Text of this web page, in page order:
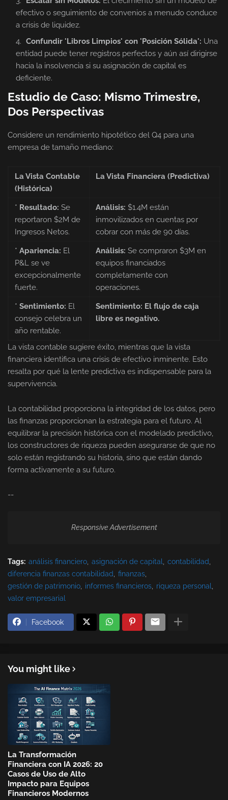
efectivo o seguimiento de convenios a menudo conduce
a crisis de liquidez.
Confundir 'Libros Limpios' con 'Posición Sólida': Una
entidad puede tener registros perfectos y aún así dirigirse
hacia la insolvencia si su asignación de capital es
deficiente.
Estudio de Caso: Mismo Trimestre,
Dos Perspectivas
Considere un rendimiento hipotético del Q4 para una
empresa de tamaño mediano:
La Vista Contable
(Histórica)
La Vista Financiera (Predictiva)
* Resultado: Se
reportaron $2M de
Ingresos Netos.
Análisis: $1.4M están
inmovilizados en cuentas por
cobrar con más de 90 días.
* Apariencia: El
P&L se ve
excepcionalmente
fuerte.
Análisis: Se compraron $3M en
equipos financiados
completamente con
operaciones.
* Sentimiento: El
consejo celebra un
año rentable.
Sentimiento: El flujo de caja
libre es negativo.
La vista contable sugiere éxito, mientras que la vista
financiera identifica una crisis de efectivo inminente. Esto
resalta por qué la lente predictiva es indispensable para la
supervivencia.
La contabilidad proporciona la integridad de los datos, pero
las finanzas proporcionan la estrategia para el futuro. Al
equilibrar la precisión histórica con el modelado predictivo,
los constructores de riqueza pueden asegurarse de que no
solo están registrando su historia, sino que están dando
forma activamente a su futuro.
--
Responsive Advertisement
Tags: análisis financiero asignación de capital
contabilidad
diferencia finanzas contabilidad
finanzas
gestión de patrimonio
informes financieros
riqueza personal
valor empresarial
Facebook
You might like
La Transformación
Financiera con IA 2026: 20
Casos de Uso de Alto
Impacto para Equipos
Financieros Modernos